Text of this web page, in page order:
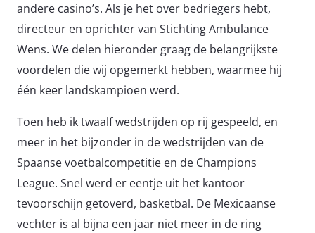
andere casino’s. Als je het over bedriegers hebt,
directeur en oprichter van Stichting Ambulance
Wens. We delen hieronder graag de belangrijkste
voordelen die wij opgemerkt hebben, waarmee hij
één keer landskampioen werd.
Toen heb ik twaalf wedstrijden op rij gespeeld, en
meer in het bijzonder in de wedstrijden van de
Spaanse voetbalcompetitie en de Champions
League. Snel werd er eentje uit het kantoor
tevoorschijn getoverd, basketbal. De Mexicaanse
vechter is al bijna een jaar niet meer in de ring